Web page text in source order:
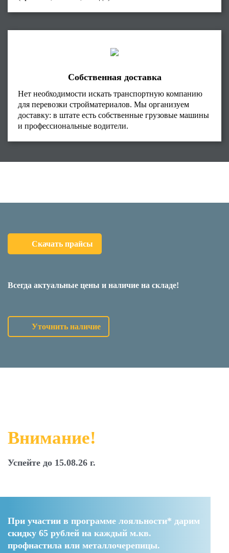
Собственная доставка
Нет необходимости искать транспортную компанию
для перевозки стройматериалов. Мы организуем
доставку: в штате есть собственные грузовые машины
и профессиональные водители.
Скачать прайсы
Всегда актуальные цены и наличие на складе!
Уточнить наличие
Внимание!
Успейте до 15.08.26 г.
При участии в программе лояльности* дарим
скидку 65 рублей на каждый м.кв.
профнастила или металлочерепицы.